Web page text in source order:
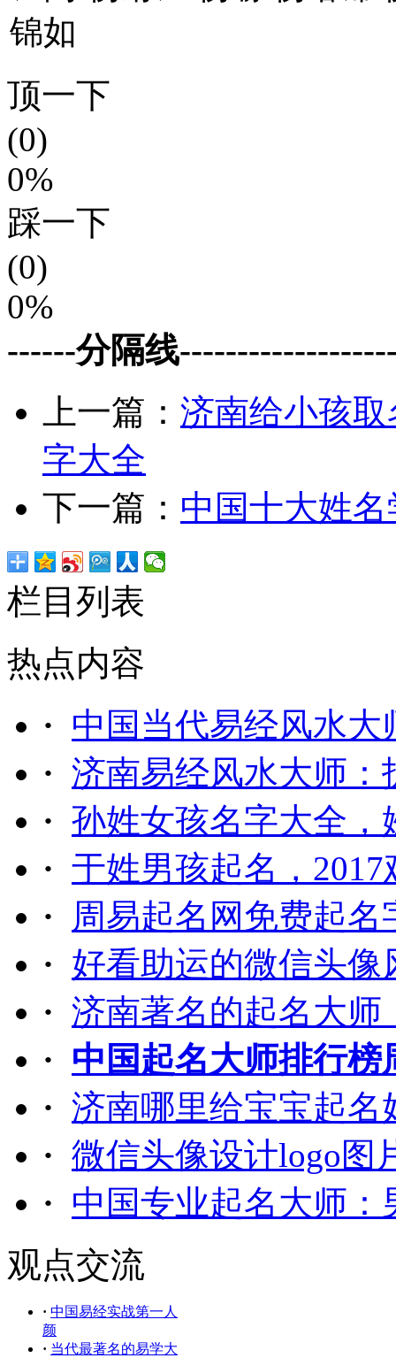
锦如
顶一下
(0)
0%
踩一下
(0)
0%
------分隔线
上一篇： 济南给小孩
字大全
下一篇： 中国十大姓
栏目列表
热点内容
· 中国当代易经风水大
· 济南易经风水大师：
· 孙姓女孩名字大全，
· 于姓男孩起名，2017
·
周易起名网免费起名
· 好看助运的微信头像
· 济南著名的起名大师
· 中国起名大师排行榜
· 济南哪里给宝宝起名
· 微信头像设计logo图
· 中国专业起名大师：
观点交流
· 中国易经实战第一人
颜
· 当代最著名的易学大